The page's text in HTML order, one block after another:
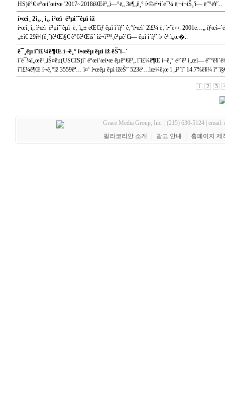
HS)ê°€ ë°œí‘œí•œ '2017~2018íšŒê³„ì—°ë„ 3ë¶„ê¸° í•©ë²•ì´ë¯¼ ë¦¬í¬íŠ¸'ì— ë”°ë¥´..
í•œì¸ 2ì„¸ ì„ ì²œì  ë³µìˆ˜êµ­ì ìž
í•œì¸ ì„ ì²œì  ë³µìˆ˜êµ­ì  ë‚¨ì„± ëŒ€ìƒ êµ­ì ì´íƒˆ ê¸°í•œì´ 2ì£¼ ë‚¨ì•˜ë‹¤. 2001ë…„
„±ì€ 29ì¼(ê¸ˆ)ê¹Œì§€ ê°€ê¹Œìš´ ìž¬ì™¸ê³µê´€ì— êµ­ì ì´íƒˆ ì‹ ê³ ì„œ�..
ë¯¸êµ­ ì˜ì£¼ê¶Œ í¬ê¸° í•œêµ­ êµ­ì ìž ëŠ˜ì–´
ì´ë¯¼ì„œë¹„ìŠ¤êµ­(USCIS)ì´ ë°œí‘œí•œ êµ­ê°€ë³„ ì˜ì£¼ê¶Œ í¬ê¸° ë³´ê³ ì„œì—
ì˜ì£¼ê¶Œ í¬ê¸°ìž 3559ëª… ì¤‘ í•œêµ­ êµ­ì ìžëŠ” 523ëª…ìœ¼ë¡œ ì „ì²´ì˜ 14.7%ë¥¼
1 2 3
Grace Media Group, Inc. | (215) 630-5124 | email:
필라코리안 소개
광고 안내 홈페이지 제